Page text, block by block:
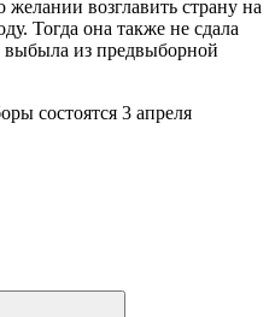
возглавить страну на
Тогда она также не сдала
выбыла из предвыборной
состоятся 3 апреля